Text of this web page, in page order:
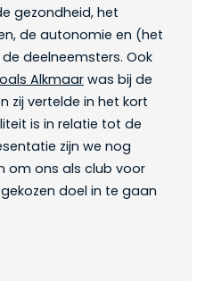
gezondheid, het
de autonomie en (het
deelneemsters. Ook
Alkmaarwas bij de
zij vertelde in het kort
is in relatie tot de
zijn we nog
om ons als club voor
doel in te gaan